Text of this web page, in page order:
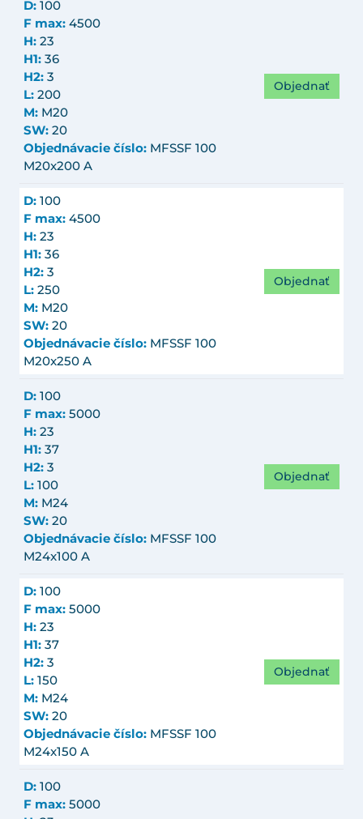
D: 100
F max: 4500
H: 23
H1: 36
H2: 3
L: 200
M: M20
SW: 20
Objednávacie číslo: MFSSF 100
M20x200 A
Objednať
D: 100
F max: 4500
H: 23
H1: 36
H2: 3
L: 250
M: M20
SW: 20
Objednávacie číslo: MFSSF 100
M20x250 A
Objednať
D: 100
F max: 5000
H: 23
H1: 37
H2: 3
L: 100
M: M24
SW: 20
Objednávacie číslo: MFSSF 100
M24x100 A
Objednať
D: 100
F max: 5000
H: 23
H1: 37
H2: 3
L: 150
M: M24
SW: 20
Objednávacie číslo: MFSSF 100
M24x150 A
Objednať
D: 100
F max: 5000